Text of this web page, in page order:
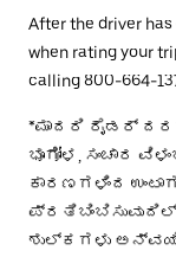
After the driver
when rating your
calling 800-664-
*ಮಾದರಿ ರೈಡರ್
ಭೂಗೋಳ, ಸಂಚಾರ
ಕಾರಣಗಳಿಂದ
ಶುಲ್ಕಗಳು